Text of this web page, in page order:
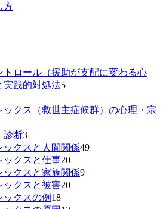
方
トロール（援助が支配に変わる心
実践的対処法5
ックス（救世主症候群）の心理・宗
診断3
ックスと人間関係49
ックスと仕事20
ックスと家族関係9
ックスと被害20
ックスの例 18